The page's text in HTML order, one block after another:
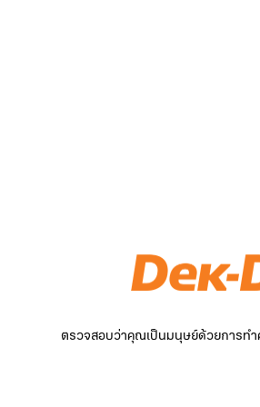
ตรวจสอบว่าคุณเป็นมนุษย์ด้วยการทำ